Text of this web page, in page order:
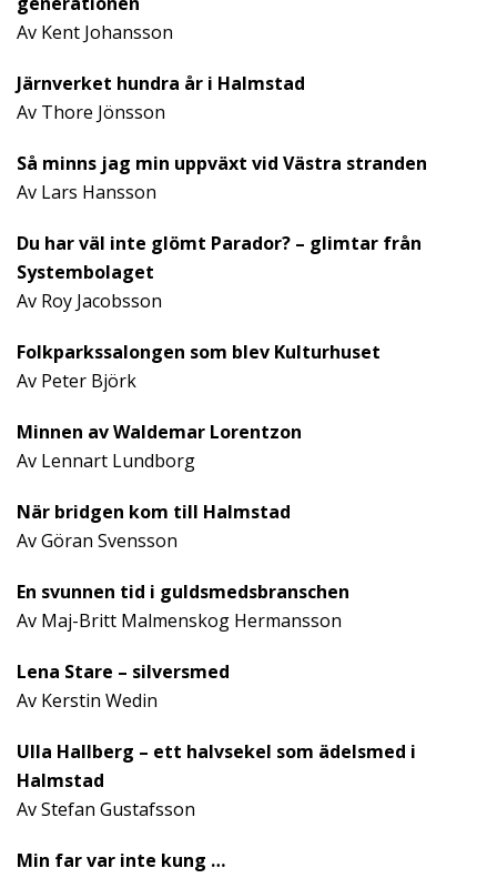
Av Kent Johansson
Järnverket hundra år i Halmstad
Av Thore Jönsson
Så minns jag min uppväxt vid Västra stranden
Av Lars Hansson
Du har väl inte glömt Parador? – glimtar från
Systembolaget
Av Roy Jacobsson
Folkparkssalongen som blev Kulturhuset
Av Peter Björk
Minnen av Waldemar Lorentzon
Av Lennart Lundborg
När bridgen kom till Halmstad
Av Göran Svensson
En svunnen tid i guldsmedsbranschen
Av Maj-Britt Malmenskog Hermansson
Lena Stare – silversmed
Av Kerstin Wedin
Ulla Hallberg – ett halvsekel som ädelsmed i
Halmstad
Av Stefan Gustafsson
Min far var inte kung …